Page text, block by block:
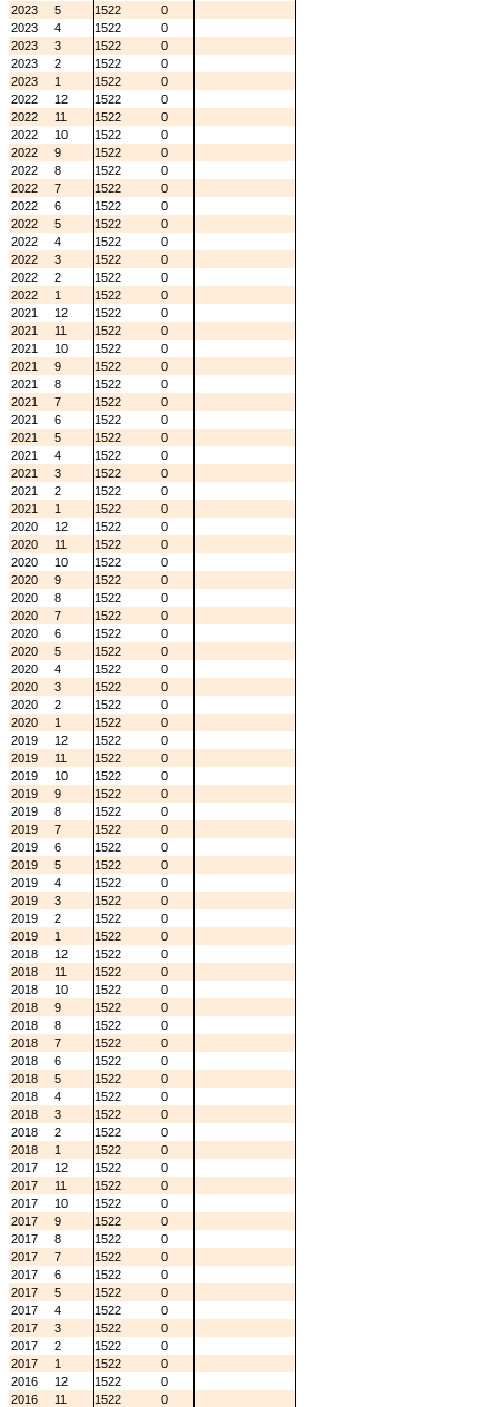
2023
5 1522
0
2023
4 1522
0
2023
3 1522
0
2023
2 1522
0
2023
1 1522
0
2022
12 1522
0
2022
11 1522
0
2022
10 1522
0
2022
9 1522
0
2022
8 1522
0
2022
7 1522
0
2022
6 1522
0
2022
5 1522
0
2022
4 1522
0
2022
3 1522
0
2022
2 1522
0
2022
1 1522
0
2021
12 1522
0
2021
11 1522
0
2021
10 1522
0
2021
9 1522
0
2021
8 1522
0
2021
7 1522
0
2021
6 1522
0
2021
5 1522
0
2021
4 1522
0
2021
3 1522
0
2021
2 1522
0
2021
1 1522
0
2020
12 1522
0
2020
11 1522
0
2020
10 1522
0
2020
9 1522
0
2020
8 1522
0
2020
7 1522
0
2020
6 1522
0
2020
5 1522
0
2020
4 1522
0
2020
3 1522
0
2020
2 1522
0
2020
1 1522
0
2019
12 1522
0
2019
11 1522
0
2019
10 1522
0
2019
9 1522
0
2019
8 1522
0
2019
7 1522
0
2019
6 1522
0
2019
5 1522
0
2019
4 1522
0
2019
3 1522
0
2019
2 1522
0
2019
1 1522
0
2018
12 1522
0
2018
11 1522
0
2018
10 1522
0
2018
9 1522
0
2018
8 1522
0
2018
7 1522
0
2018
6 1522
0
2018
5 1522
0
2018
4 1522
0
2018
3 1522
0
2018
2 1522
0
2018
1 1522
0
2017
12 1522
0
2017
11 1522
0
2017
10 1522
0
2017
9 1522
0
2017
8 1522
0
2017
7 1522
0
2017
6 1522
0
2017
5 1522
0
2017
4 1522
0
2017
3 1522
0
2017
2 1522
0
2017
1 1522
0
2016
12 1522
0
2016
11 1522
0